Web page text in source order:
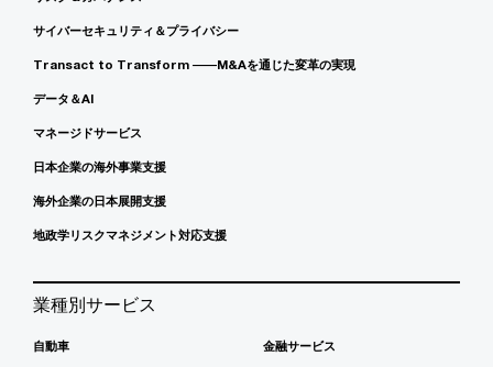
サイバーセキュリティ＆プライバシー
Transact to Transform ――M&Aを通じた変革の実現
データ＆AI
マネージドサービス
日本企業の海外事業支援
海外企業の日本展開支援
地政学リスクマネジメント対応支援
業種別サービス
自動車 金融サービス